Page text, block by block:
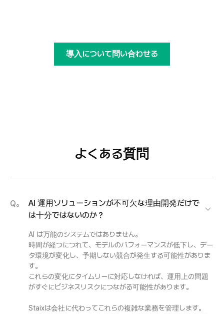
導入について問い合わせる
よくある質問
Q。
AI 運用ソリューションが不可欠な理由開発だけで
は十分ではないのか？
AI は万能のシステムではありません。
時間が経つにつれて、モデルのパフォーマンスが低下し、デー
タ環境が変化し、予期しない競合が発生する可能性がありま
す。
これらの変化にタイムリーに対応しなければ、運用上の問題
がすぐにビジネスリスクにつながる可能性があります。
Staixは会社に代わってこれらの複雑な業務を管理します。